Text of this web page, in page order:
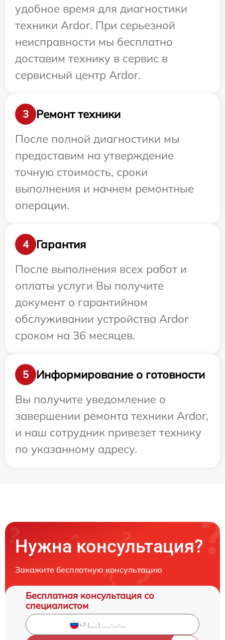
удобное время для диагностики
техники Ardor. При серьезной
неисправности мы бесплатно
доставим технику в сервис в
сервисный центр Ardor.
3
Ремонт техники
После полной диагностики мы
предоставим на утверждение
точную стоимость, сроки
выполнения и начнем ремонтные
операции.
4
Гарантия
После выполнения всех работ и
оплаты услуги Вы получите
документ о гарантийном
обслуживании устройства Ardor
сроком на 36 месяцев.
5
Информирование о готовности
Вы получите уведомление о
завершении ремонта техники Ardor,
и наш сотрудник привезет технику
по указанному адресу.
Нужна консультация?
Закажите бесплатную консультацию
Бесплатная консультация со
специалистом